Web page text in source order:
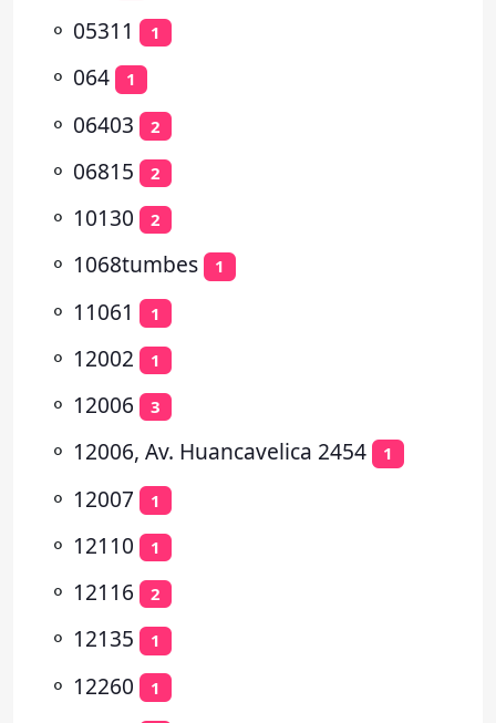
⚬ 05311 1
⚬ 064 1
⚬ 06403 2
⚬ 06815 2
⚬ 10130 2
⚬ 1068tumbes 1
⚬ 11061 1
⚬ 12002 1
⚬ 12006 3
⚬ 12006, Av. Huancavelica 2454 1
⚬ 12007 1
⚬ 12110 1
⚬ 12116 2
⚬ 12135 1
⚬ 12260 1